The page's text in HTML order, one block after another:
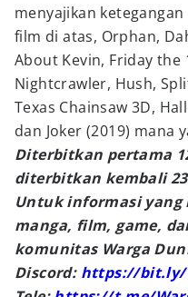
menyajikan
film di atas, Orphan,
About Kevin, Friday the
Nightcrawler, Hush,
Texas Chainsaw 3D,
dan Joker (2019) mana
Diterbitkan pertama
diterbitkan kembali 23
Untuk informasi yang
manga, film, game,
komunitas Warga
Discord: https://bit.ly/